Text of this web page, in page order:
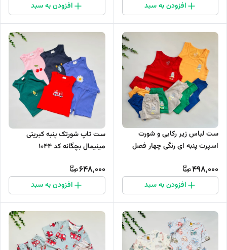
افزودن به سبد افزودن به سبد
ست لباس زیر رکابی و شورت
اسپرت پنبه ای رنگی چهار فصل
498,000
افزودن به سبد
ست تاپ شورتک پنبه کبریتی
مینیمال بچگانه کد 1044
648,000
افزودن به سبد